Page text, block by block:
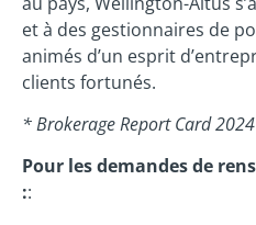
et à des gestionnaires de
animés d’un esprit
clients fortunés.
* Brokerage Report Card
Pour les demandes de
::